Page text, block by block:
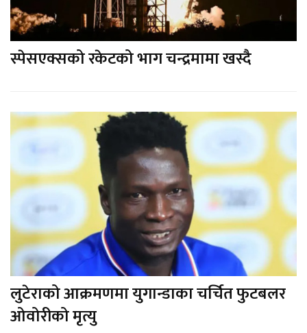
स्पेसएक्सको रकेटको भाग चन्द्रमामा खस्दै
लुटेराको आक्रमणमा युगान्डाका चर्चित फुटबलर
ओवोरीको मृत्यु